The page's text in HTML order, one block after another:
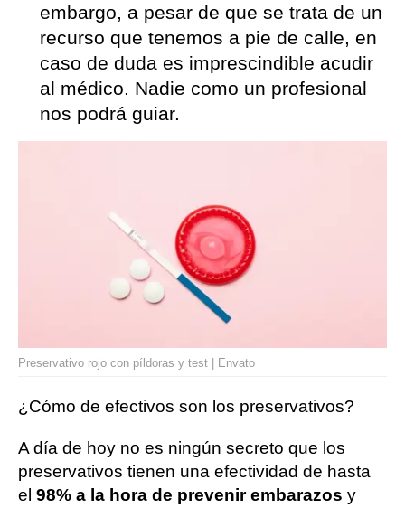
embargo, a pesar de que se trata de un
recurso que tenemos a pie de calle, en
caso de duda es imprescindible acudir
al médico. Nadie como un profesional
nos podrá guiar.
Preservativo rojo con píldoras y test | Envato
¿Cómo de efectivos son los preservativos?
A día de hoy no es ningún secreto que los
preservativos tienen una efectividad de hasta
el 98% a la hora de prevenir embarazos y